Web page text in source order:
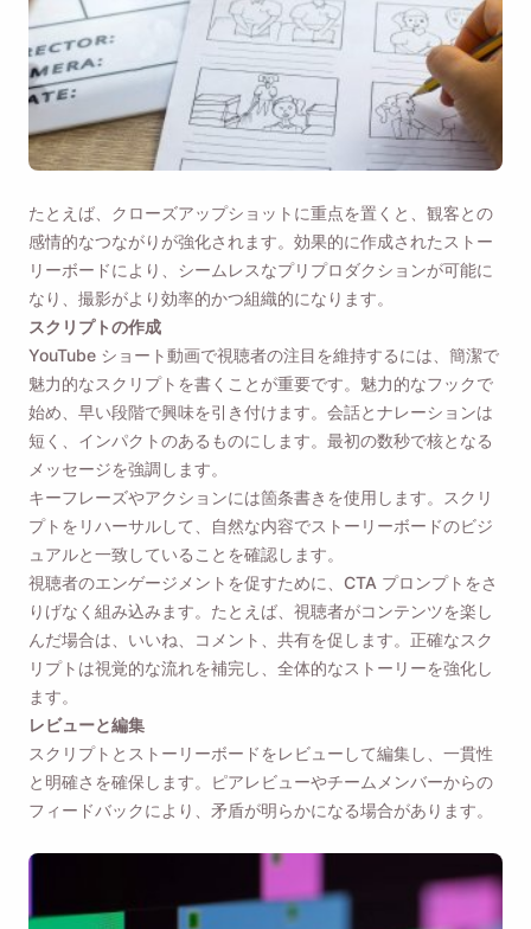
たとえば、クローズアップショットに重点を置くと、観客との
感情的なつながりが強化されます。効果的に作成されたストー
リーボードにより、シームレスなプリプロダクションが可能に
なり、撮影がより効率的かつ組織的になります。
スクリプトの作成
YouTube ショート動画で視聴者の注目を維持するには、簡潔で
魅力的なスクリプトを書くことが重要です。魅力的なフックで
始め、早い段階で興味を引き付けます。会話とナレーションは
短く、インパクトのあるものにします。最初の数秒で核となる
メッセージを強調します。
キーフレーズやアクションには箇条書きを使用します。スクリ
プトをリハーサルして、自然な内容でストーリーボードのビジ
ュアルと一致していることを確認します。
視聴者のエンゲージメントを促すために、CTA プロンプトをさ
りげなく組み込みます。たとえば、視聴者がコンテンツを楽し
んだ場合は、いいね、コメント、共有を促します。正確なスク
リプトは視覚的な流れを補完し、全体的なストーリーを強化し
ます。
レビューと編集
スクリプトとストーリーボードをレビューして編集し、一貫性
と明確さを確保します。ピアレビューやチームメンバーからの
フィードバックにより、矛盾が明らかになる場合があります。